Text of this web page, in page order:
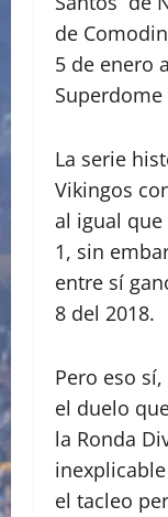
de
5 de enero
Superdome
La serie
Vikingos
al igual
1, sin
entre sí
8 del 2018.
Pero eso
el duelo
la Ronda
el tacleo